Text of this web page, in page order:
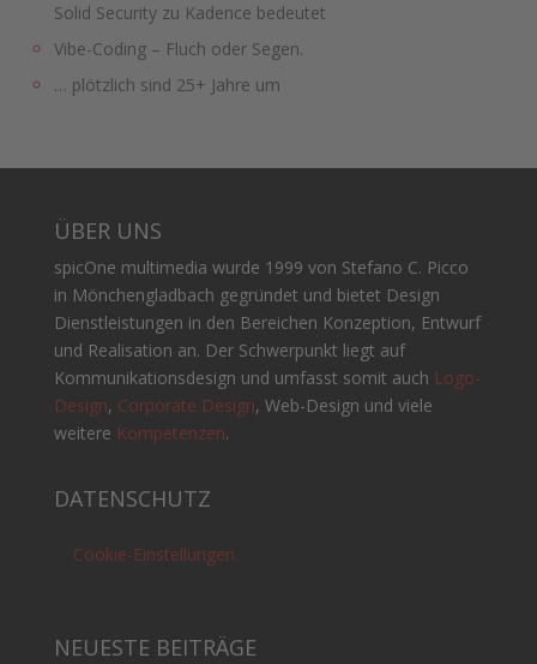
Solid Security zu Kadence bedeutet
Vibe-Coding – Fluch oder Segen.
… plötzlich sind 25+ Jahre um
ÜBER UNS
spicOne multimedia wurde 1999 von Stefano C. Picco
in Mönchengladbach gegründet und bietet Design
Dienstleistungen in den Bereichen Konzeption, Entwurf
und Realisation an. Der Schwerpunkt liegt auf
Kommunikationsdesign und umfasst somit auch Logo-
Design, Corporate Design, Web-Design und viele
weitere Kompetenzen.
DATENSCHUTZ
Cookie-Einstellungen
NEUESTE BEITRÄGE